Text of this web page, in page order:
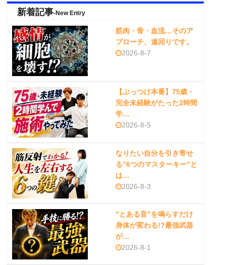
新着記事-New Entry
筋肉・骨・血流…そのア
プローチ、遠回りです。
2026-8-7
【ぶっつけ本番】75歳・
完全未経験がたった2時間
学…
2026-8-5
なりたい自分を引き寄せ
る”6つのマスターキー”と
は…
2026-8-3
”とある音”を鳴らすだけ
身体が変わる!?最強武器
が…
2026-8-1